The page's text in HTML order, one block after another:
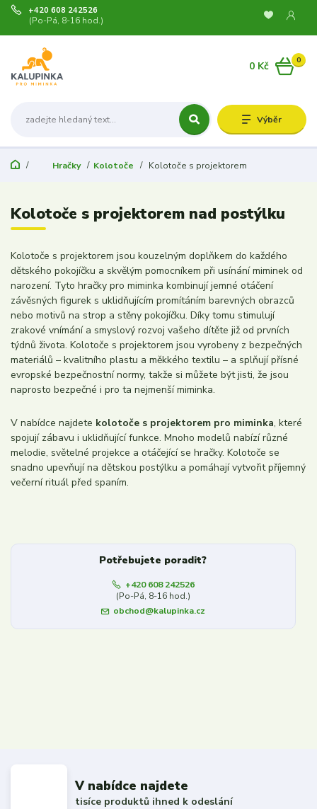
Výběr
+420 608 242526
(Po-Pá, 8-16 hod.)
0
0 Kč
Hračky Kolotoče Kolotoče s projektorem
Kolotoče s projektorem nad postýlku
Kolotoče s projektorem jsou kouzelným doplňkem do každého
dětského pokojíčku a skvělým pomocníkem při usínání miminek od
narození. Tyto hračky pro miminka kombinují jemné otáčení
závěsných figurek s uklidňujícím promítáním barevných obrazců
nebo motivů na strop a stěny pokojíčku. Díky tomu stimulují
zrakové vnímání a smyslový rozvoj vašeho dítěte již od prvních
týdnů života. Kolotoče s projektorem jsou vyrobeny z bezpečných
materiálů – kvalitního plastu a měkkého textilu – a splňují přísné
evropské bezpečnostní normy, takže si můžete být jisti, že jsou
naprosto bezpečné i pro ta nejmenší miminka.
V nabídce najdete kolotoče s projektorem pro miminka, které
spojují zábavu i uklidňující funkce. Mnoho modelů nabízí různé
melodie, světelné projekce a otáčející se hračky. Kolotoče se
snadno upevňují na dětskou postýlku a pomáhají vytvořit příjemný
večerní rituál před spaním.
Potřebujete poradit?
+420 608 242526
(Po-Pá, 8-16 hod.)
obchod@kalupinka.cz
V nabídce najdete
tisíce produktů ihned k odeslání